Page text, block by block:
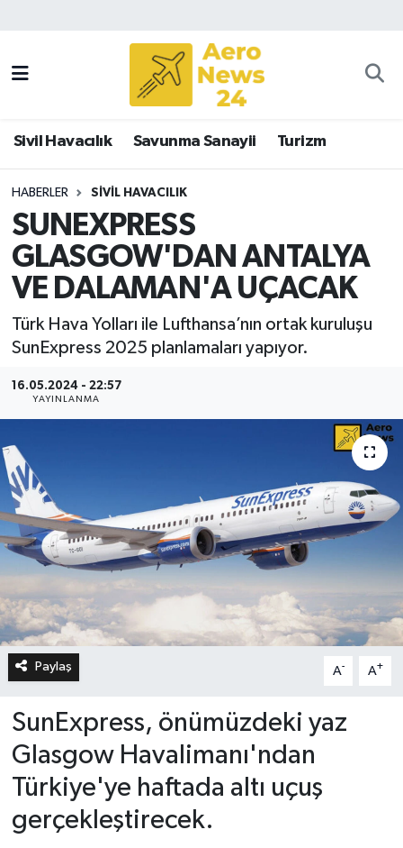
Sivil Havacılık Savunma Sanayii Turizm
HABERLER SIVIL HAVACILIK
SUNEXPRESS
GLASGOW'DAN ANTALYA
VE DALAMAN'A UÇACAK
Türk Hava Yolları ile Lufthansa’nın ortak kuruluşu
SunExpress 2025 planlamaları yapıyor.
16.05.2024 - 22:57
YAYINLANMA
Paylaş A- A+
SunExpress, önümüzdeki yaz
Glasgow Havalimanı'ndan
Türkiye'ye haftada altı uçuş
gerçekleştirecek.